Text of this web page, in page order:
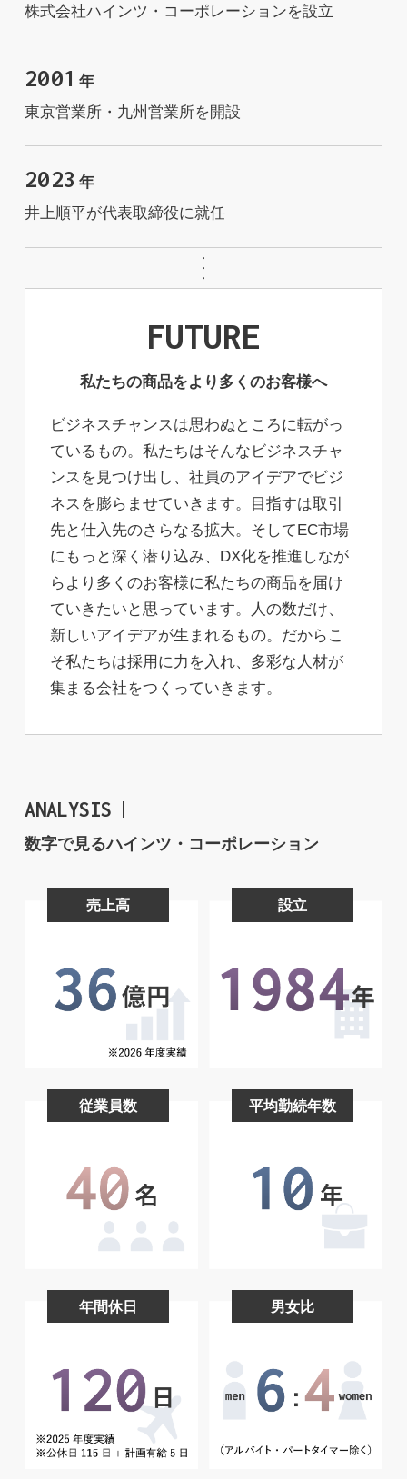
株式会社ハインツ・コーポレーションを設立
2001 年
東京営業所・九州営業所を開設
2023 年
井上順平が代表取締役に就任
FUTURE
私たちの商品をより多くのお客様へ
ビジネスチャンスは思わぬところに転がっ
ているもの。私たちはそんなビジネスチャ
ンスを見つけ出し、社員のアイデアでビジ
ネスを膨らませていきます。目指すは取引
先と仕入先のさらなる拡大。そしてEC市場
にもっと深く潜り込み、DX化を推進しなが
らより多くのお客様に私たちの商品を届け
ていきたいと思っています。人の数だけ、
新しいアイデアが生まれるもの。だからこ
そ私たちは採用に力を入れ、多彩な人材が
集まる会社をつくっていきます。
ANALYSIS
数字で見るハインツ・コーポレーション
売上高 設立
従業員数 平均勤続年数
年間休日 男女比